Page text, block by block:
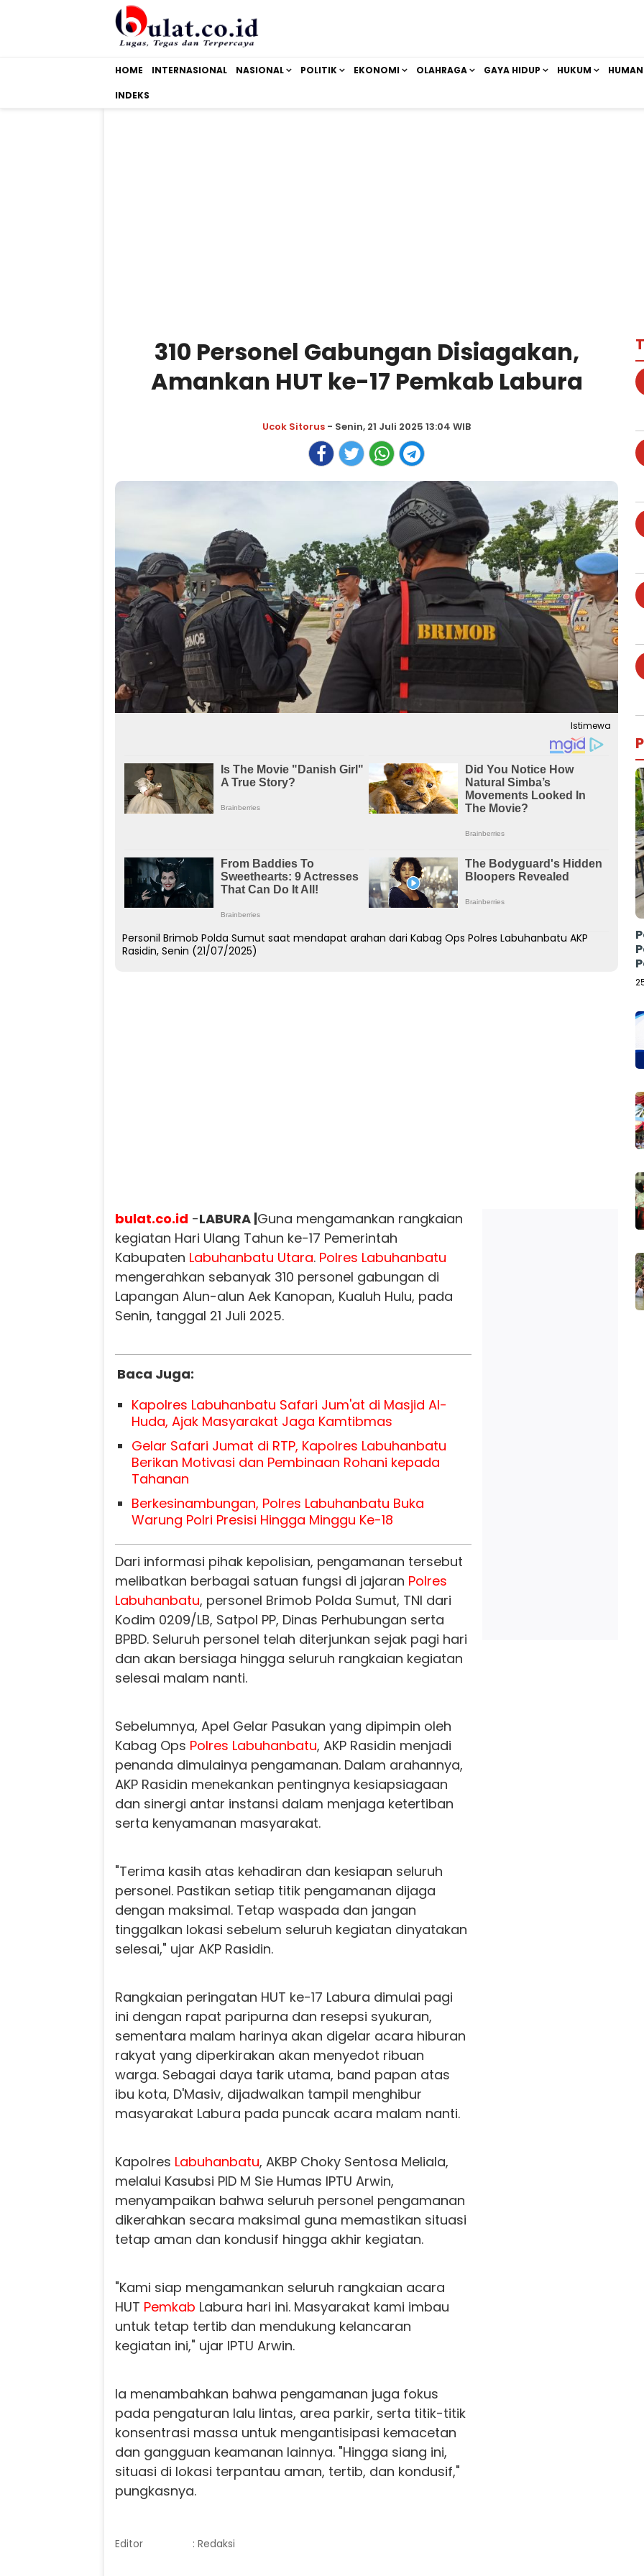
HOME INTERNASIONAL NASIONAL POLITIK EKONOMI OLAHRAGA GAYA HIDUP HUKUM
INDEKS
310 Personel Gabungan Disiagakan,
Amankan HUT ke-17 Pemkab Labura
Ucok Sitorus - Senin, 21 Juli 2025 13:04 WIB
Istimewa
Personil Brimob Polda Sumut saat mendapat arahan dari Kabag Ops Polres Labuhanbatu AKP
Rasidin, Senin (21/07/2025)
bulat.co.id -LABURA |Guna mengamankan rangkaian
kegiatan Hari Ulang Tahun ke-17 Pemerintah
Kabupaten Labuhanbatu Utara. Polres Labuhanbatu
mengerahkan sebanyak 310 personel gabungan di
Lapangan Alun-alun Aek Kanopan, Kualuh Hulu, pada
Senin, tanggal 21 Juli 2025.
Baca Juga:
Kapolres Labuhanbatu Safari Jum'at di Masjid Al-
Huda, Ajak Masyarakat Jaga Kamtibmas
Gelar Safari Jumat di RTP, Kapolres Labuhanbatu
Berikan Motivasi dan Pembinaan Rohani kepada
Tahanan
Berkesinambungan, Polres Labuhanbatu Buka
Warung Polri Presisi Hingga Minggu Ke-18
Dari informasi pihak kepolisian, pengamanan tersebut
melibatkan berbagai satuan fungsi di jajaran Polres
Labuhanbatu, personel Brimob Polda Sumut, TNI dari
Kodim 0209/LB, Satpol PP, Dinas Perhubungan serta
BPBD. Seluruh personel telah diterjunkan sejak pagi hari
dan akan bersiaga hingga seluruh rangkaian kegiatan
selesai malam nanti.
Sebelumnya, Apel Gelar Pasukan yang dipimpin oleh
Kabag Ops Polres Labuhanbatu, AKP Rasidin menjadi
penanda dimulainya pengamanan. Dalam arahannya,
AKP Rasidin menekankan pentingnya kesiapsiagaan
dan sinergi antar instansi dalam menjaga ketertiban
serta kenyamanan masyarakat.
"Terima kasih atas kehadiran dan kesiapan seluruh
personel. Pastikan setiap titik pengamanan dijaga
dengan maksimal. Tetap waspada dan jangan
tinggalkan lokasi sebelum seluruh kegiatan dinyatakan
selesai," ujar AKP Rasidin.
Rangkaian peringatan HUT ke-17 Labura dimulai pagi
ini dengan rapat paripurna dan resepsi syukuran,
sementara malam harinya akan digelar acara hiburan
rakyat yang diperkirakan akan menyedot ribuan
warga. Sebagai daya tarik utama, band papan atas
ibu kota, D'Masiv, dijadwalkan tampil menghibur
masyarakat Labura pada puncak acara malam nanti.
Kapolres Labuhanbatu, AKBP Choky Sentosa Meliala,
melalui Kasubsi PID M Sie Humas IPTU Arwin,
menyampaikan bahwa seluruh personel pengamanan
dikerahkan secara maksimal guna memastikan situasi
tetap aman dan kondusif hingga akhir kegiatan.
"Kami siap mengamankan seluruh rangkaian acara
HUT Pemkab Labura hari ini. Masyarakat kami imbau
untuk tetap tertib dan mendukung kelancaran
kegiatan ini," ujar IPTU Arwin.
Ia menambahkan bahwa pengamanan juga fokus
pada pengaturan lalu lintas, area parkir, serta titik-titik
konsentrasi massa untuk mengantisipasi kemacetan
dan gangguan keamanan lainnya. "Hingga siang ini,
situasi di lokasi terpantau aman, tertib, dan kondusif,"
pungkasnya.
Editor : Redaksi